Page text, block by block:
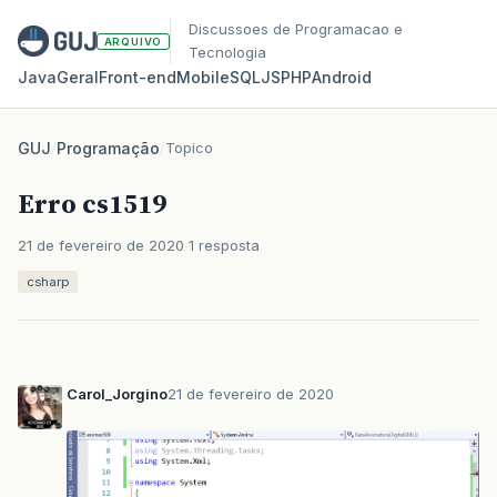
ARQUIVO
Discussoes de Programacao e
Tecnologia
JavaGeralFront‑endMobileSQLJSPHPAndroid
GUJ/Programação/Topico
Erro cs1519
21 de fevereiro de 2020 1 resposta
csharp
Carol_Jorgino21 de fevereiro de 2020